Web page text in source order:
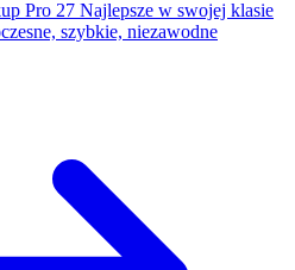
Pro 27 Najlepsze w swojej klasie
szybkie, niezawodne